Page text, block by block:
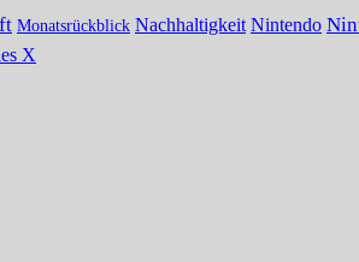
Monatsrückblick Nachhaltigkeit Nintendo
X